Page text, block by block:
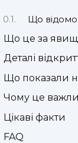
Що
Що це за
Деталі
Що показали
Чому це
Цікаві факти
FAQ